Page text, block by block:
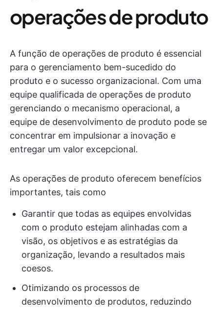
operações de produto
A função de operações de produto é essencial
para o gerenciamento bem-sucedido do
produto e o sucesso organizacional. Com uma
equipe qualificada de operações de produto
gerenciando o mecanismo operacional, a
equipe de desenvolvimento de produto pode se
concentrar em impulsionar a inovação e
entregar um valor excepcional.
As operações de produto oferecem benefícios
importantes, tais como
Garantir que todas as equipes envolvidas
com o produto estejam alinhadas com a
visão, os objetivos e as estratégias da
organização, levando a resultados mais
coesos.
Otimizando os processos de
desenvolvimento de produtos, reduzindo